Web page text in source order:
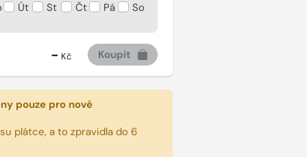
Út St Čt Pá So
- Kč Koupit
pouze pro nové
plátce, a to zpravidla do 6